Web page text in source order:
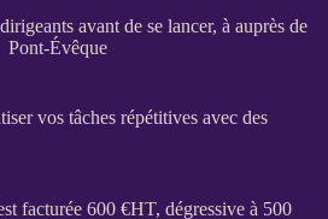
avant de se lancer, à auprès de
Pont-Évêque
vos tâches répétitives avec des
facturée 600 €HT, dégressive à 500